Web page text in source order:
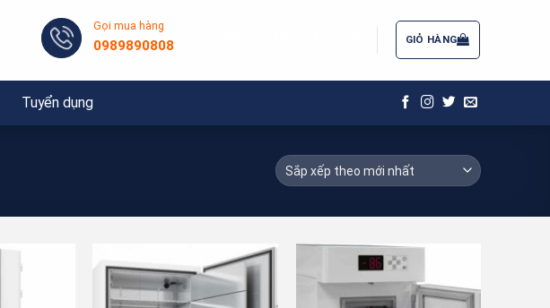
Gọi mua hàng
0989890808 GIỎ HÀNG
Tuyển dụng